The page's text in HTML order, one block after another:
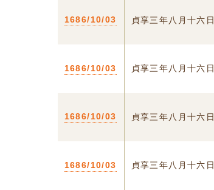
1686/10/03 貞享三年八月十六日
1686/10/03 貞享三年八月十六日
1686/10/03 貞享三年八月十六日
1686/10/03 貞享三年八月十六日